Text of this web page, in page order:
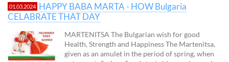
01.03.2024 HAPPY BABA MARTA - HOW Bulgaria
CELABRATE THAT DAY
MARTENITSA The Bulgarian wish for good
Health, Strength and Happiness The Martenitsa,
given as an amulet in the period of spring, when